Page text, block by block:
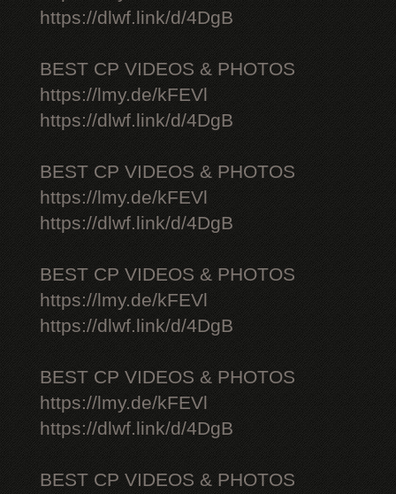
https://dlwf.link/d/4DgB
BEST CP VIDEOS & PHOTOS
https://lmy.de/kFEVl
https://dlwf.link/d/4DgB
BEST CP VIDEOS & PHOTOS
https://lmy.de/kFEVl
https://dlwf.link/d/4DgB
BEST CP VIDEOS & PHOTOS
https://lmy.de/kFEVl
https://dlwf.link/d/4DgB
BEST CP VIDEOS & PHOTOS
https://lmy.de/kFEVl
https://dlwf.link/d/4DgB
BEST CP VIDEOS & PHOTOS